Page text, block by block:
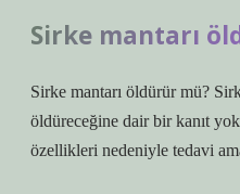
Sirke mantarı
Sirke mantarı öldürür mü?
öldüreceğine dair bir kanıt
özellikleri nedeniyle tedavi